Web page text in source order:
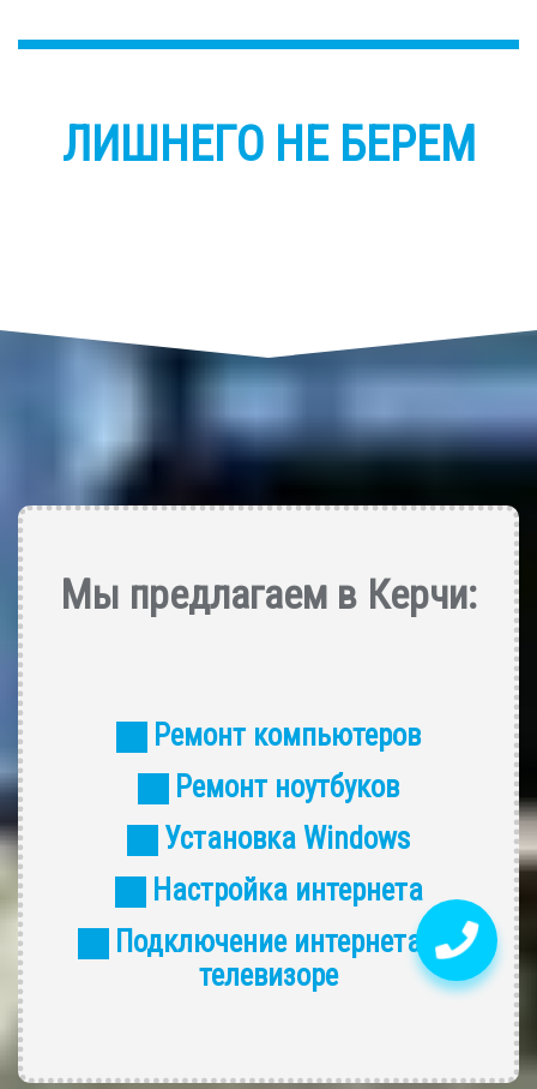
ЛИШНЕГО НЕ БЕРЕМ
Мы предлагаем в Керчи:
Ремонт компьютеров
Ремонт ноутбуков
Установка Windows
Настройка интернета
Подключение интернета на
телевизоре